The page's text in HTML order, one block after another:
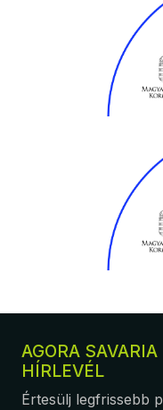
AGORA SAVARIA
HÍRLEVÉL
Értesülj legfrissebb